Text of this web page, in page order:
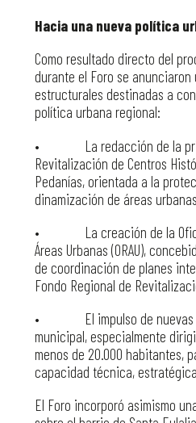
Hacia una nueva política
Como resultado directo del
durante el Foro se
estructurales destinadas a
política urbana regional:
• La redacción de la
Revitalización de Centros
Pedanías, orientada a la
dinamización de áreas
• La creación de la
Áreas Urbanas (ORAU),
de coordinación de planes
Fondo Regional de
• El impulso de nuevas
municipal, especialmente
menos de 20.000 habitantes,
capacidad técnica,
El Foro incorporó asimismo